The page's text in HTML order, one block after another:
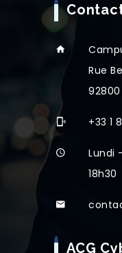
Rue
+33 1
Lundi
18h30
ACG